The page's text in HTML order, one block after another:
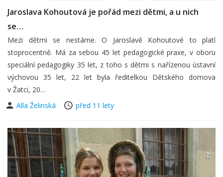
Jaroslava Kohoutová je pořád mezi dětmi, a u nich
se…
Mezi dětmi se nestárne. O Jaroslavě Kohoutové to platí
stoprocentně. Má za sebou 45 let pedagogické praxe, v oboru
speciální pedagogiky 35 let, z toho s dětmi s nařízenou ústavní
výchovou 35 let, 22 let byla ředitelkou Dětského domova
v Žatci, 20…
Alla Želinská
před 11 lety